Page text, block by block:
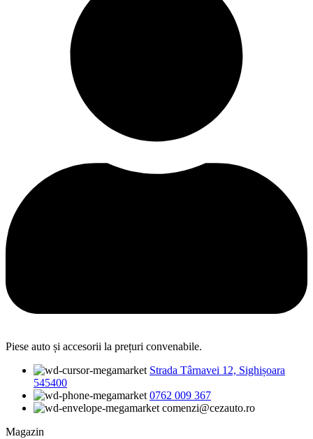
Piese auto și accesorii la prețuri convenabile.
Strada Târnavei 12, Sighișoara
545400
0762 009 367
comenzi@cezauto.ro
Magazin